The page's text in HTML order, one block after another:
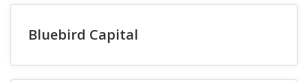
Bluebird Capital